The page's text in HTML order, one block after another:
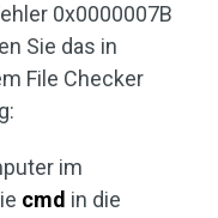
0x0000007B
Sie das in
File Checker
im
cmd in die